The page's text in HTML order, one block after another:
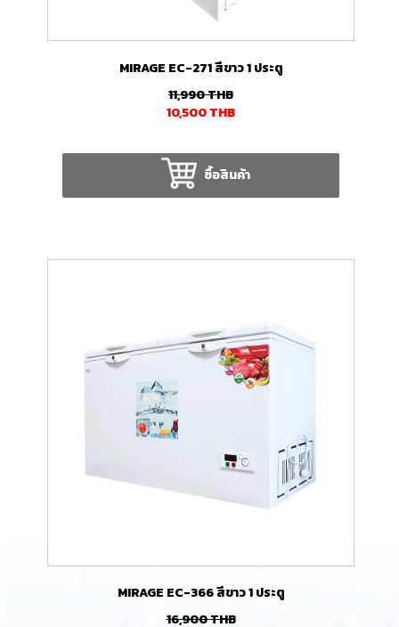
MIRAGE EC-271 สีขาว 1 ประตู
11,990THB
10,500THB
ซื้อสินค้า
MIRAGE EC-366 สีขาว 1 ประตู
16,900THB